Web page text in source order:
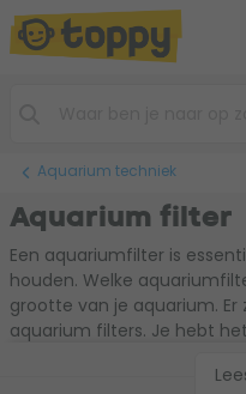
Aquarium techniek
Aquarium filter
Een aquariumfilter is
houden. Welke
grootte van je aquarium. Er
aquarium filters. Je hebt
aquariums tot 200 liter. En